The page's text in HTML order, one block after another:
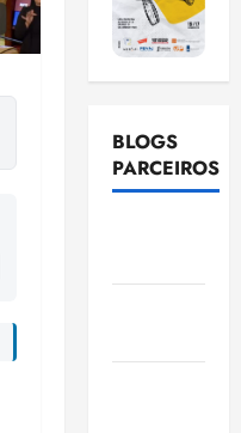
BLOGS
PARCEIROS